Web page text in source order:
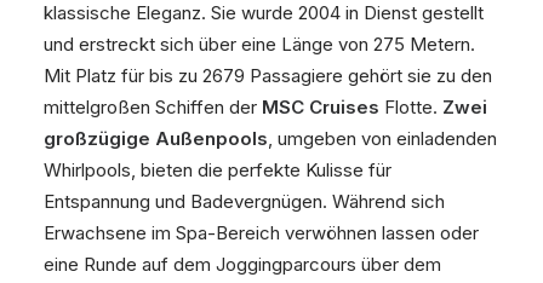
klassische Eleganz. Sie wurde 2004 in Dienst gestellt
und erstreckt sich über eine Länge von 275 Metern.
Mit Platz für bis zu 2679 Passagiere gehört sie zu den
mittelgroßen Schiffen der MSC Cruises Flotte. Zwei
großzügige Außenpools, umgeben von einladenden
Whirlpools, bieten die perfekte Kulisse für
Entspannung und Badevergnügen. Während sich
Erwachsene im Spa-Bereich verwöhnen lassen oder
eine Runde auf dem Joggingparcours über dem